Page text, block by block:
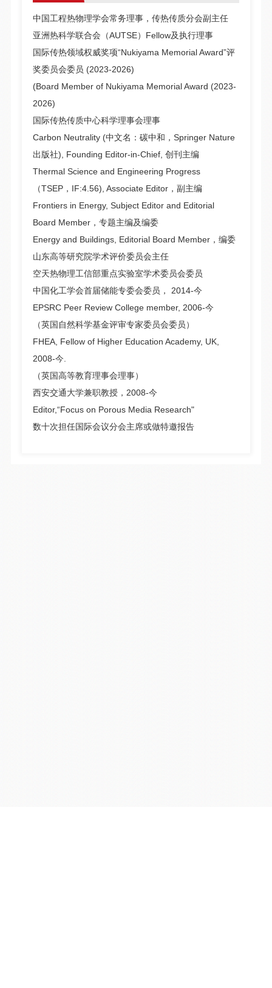
中国工程热物理学会常务理事，传热传质分会副主任
亚洲热科学联合会（AUTSE）Fellow及执行理事
国际传热领域权威奖项“Nukiyama Memorial Award”评
奖委员会委员 (2023-2026)
(Board Member of Nukiyama Memorial Award (2023-
2026)
国际传热传质中心科学理事会理事
Carbon Neutrality (中文名：碳中和，Springer Nature
出版社), Founding Editor-in-Chief, 创刊主编
Thermal Science and Engineering Progress
（TSEP，IF:4.56), Associate Editor，副主编
Frontiers in Energy, Subject Editor and Editorial
Board Member，专题主编及编委
Energy and Buildings, Editorial Board Member，编委
山东高等研究院学术评价委员会主任
空天热物理工信部重点实验室学术委员会委员
中国化工学会首届储能专委会委员， 2014-今
EPSRC Peer Review College member, 2006-今
（英国自然科学基金评审专家委员会委员）
FHEA, Fellow of Higher Education Academy, UK,
2008-今.
（英国高等教育理事会理事）
西安交通大学兼职教授，2008-今
Editor,“Focus on Porous Media Research"
数十次担任国际会议分会主席或做特邀报告